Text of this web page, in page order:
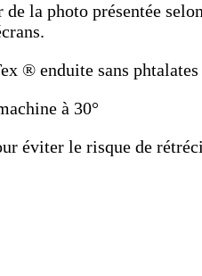
la photo présentée
® enduite sans
à 30°
éviter le risque de